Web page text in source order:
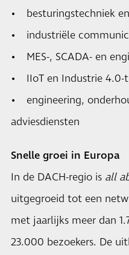
• besturingstechniek
• industriële
• MES-, SCADA- en
• IIoT en Industrie 4.0-
• engineering,
adviesdiensten
Snelle groei in Europa
In de DACH-regio is all
uitgegroeid tot een
met jaarlijks meer dan
23.000 bezoekers. De